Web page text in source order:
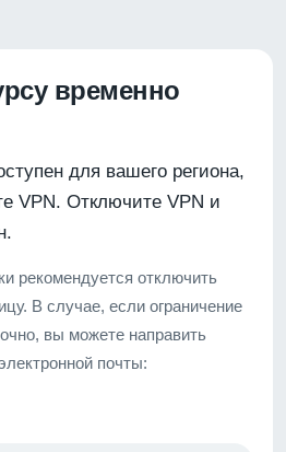
временно
для вашего региона,
VPN. Отключите VPN и
рекомендуется отключить
В случае, если ограничение
вы можете направить
почты: